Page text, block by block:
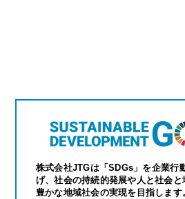
株式会社JTGは「SDGs」を企業行
げ、社会の持続的発展や人と社会
豊かな地域社会の実現を目指します